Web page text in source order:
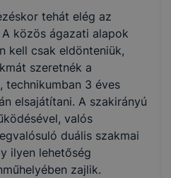
tehát elég az
közös ágazati alapok
kell csak eldönteniük,
szeretnék a
technikumban 3 éves
elsajátítani. A szakirányú
valós
duális szakmai
ilyen lehetőség
zajlik.